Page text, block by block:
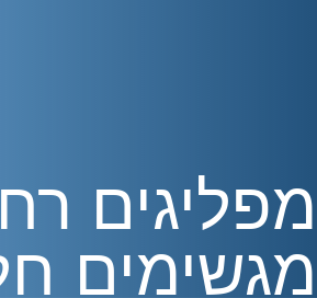
מפליגים
מגשימים